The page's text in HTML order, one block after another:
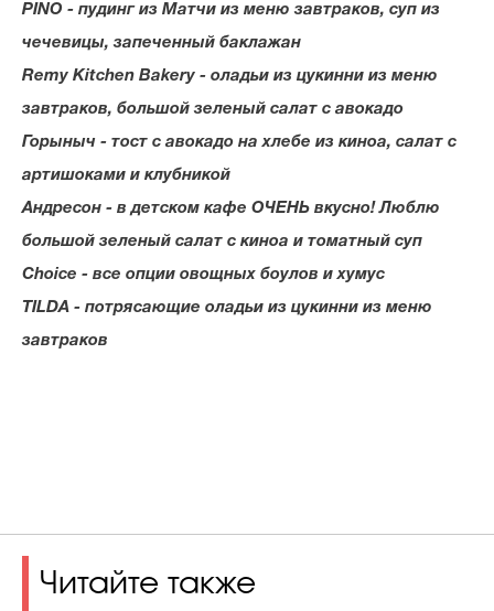
PINO - пудинг из Матчи из меню завтраков, суп из
чечевицы, запеченный баклажан
Remy Kitchen Bakery - оладьи из цукинни из меню
завтраков, большой зеленый салат с авокадо
Горыныч - тост с авокадо на хлебе из киноа, cалат с
артишоками и клубникой
Андресон - в детском кафе ОЧЕНЬ вкусно! Люблю
большой зеленый салат с киноа и томатный суп
Choice - все опции овощных боулов и хумус
TILDA - потрясающие оладьи из цукинни из меню
завтраков
Читайте также